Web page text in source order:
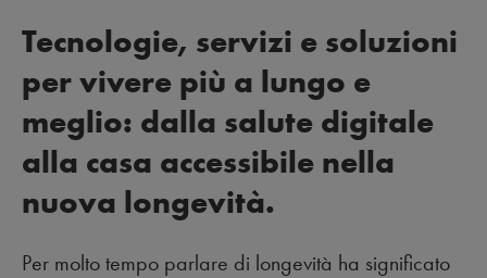
Tecnologie, servizi e soluzioni
per vivere più a lungo e
meglio: dalla salute digitale
alla casa accessibile nella
nuova longevità.
Per molto tempo parlare di longevità ha significato